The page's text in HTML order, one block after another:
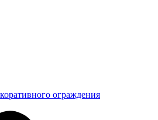
ограждения